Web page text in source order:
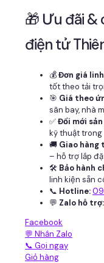
🎁 Ưu đãi &
điện tử
💰Đơn giá
tốt theo tải
🎯 Giá theo
sân bay, nhà
✅Đổi mới
kỹ thuật trong
🚚 Giao hàng
– hỗ trợ lắp
🛠 Bảo hành
linh kiện sẵn
📞 Hotline:
💬 Zalo hỗ trợ:
Facebook
💬 Nhắn Zalo
📞 Gọi ngay
Giỏ hàng